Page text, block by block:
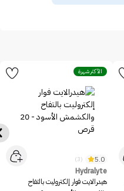
الأكثر شهرة
5.0
(3)
Hydralyte
هيدرالايت فوار إلكتروليت بالتفاح